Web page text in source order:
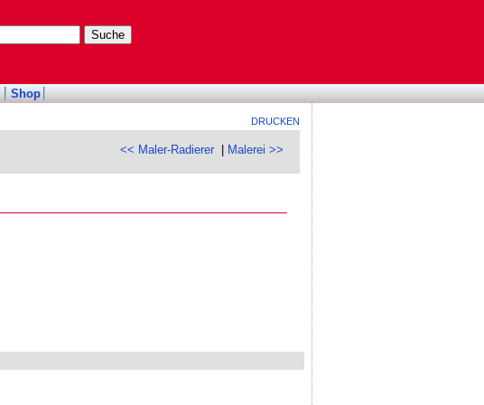
Shop
DRUCKEN
<< Maler-Radierer Malerei >>